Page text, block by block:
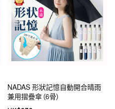
NADAS 形狀記憶自動開合晴雨
兼用摺疊傘（6骨）